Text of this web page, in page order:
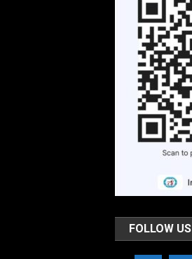
FOLLOW US